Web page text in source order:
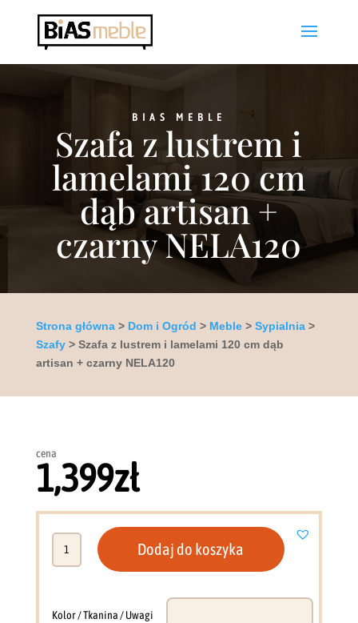
BIAS MEBLE
Szafa z lustrem i
lamelami 120 cm
dąb artisan +
czarny NELA120
Strona główna> Dom i Ogród > Meble> Sypialnia>
Szafy> Szafa z lustrem i lamelami 120 cm dąb
artisan + czarny NELA120
cena
1,399zł
i
Dodaj do koszyka
Kolor / Tkanina / Uwagi